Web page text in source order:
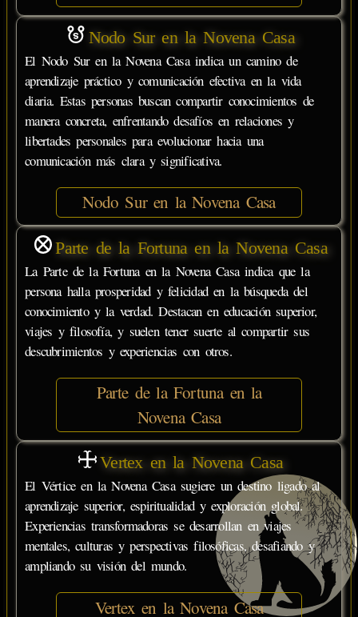
Nodo Sur en la Novena Casa
El Nodo Sur en la Novena Casa indica un camino de
aprendizaje práctico y comunicación efectiva en la vida
diaria. Estas personas buscan compartir conocimientos de
manera concreta, enfrentando desafíos en relaciones y
libertades personales para evolucionar hacia una
comunicación más clara y significativa.
Nodo Sur en la Novena Casa
Parte de la Fortuna en la Novena Casa
La Parte de la Fortuna en la Novena Casa indica que la
persona halla prosperidad y felicidad en la búsqueda del
conocimiento y la verdad. Destacan en educación superior,
viajes y filosofía, y suelen tener suerte al compartir sus
descubrimientos y experiencias con otros.
Parte de la Fortuna en la
Novena Casa
Vertex en la Novena Casa
El Vértice en la Novena Casa sugiere un destino ligado al
aprendizaje superior, espiritualidad y exploración global.
Experiencias transformadoras se desarrollan en viajes
mentales, culturas y perspectivas filosóficas, desafiando y
ampliando su visión del mundo.
Vertex en la Novena Casa